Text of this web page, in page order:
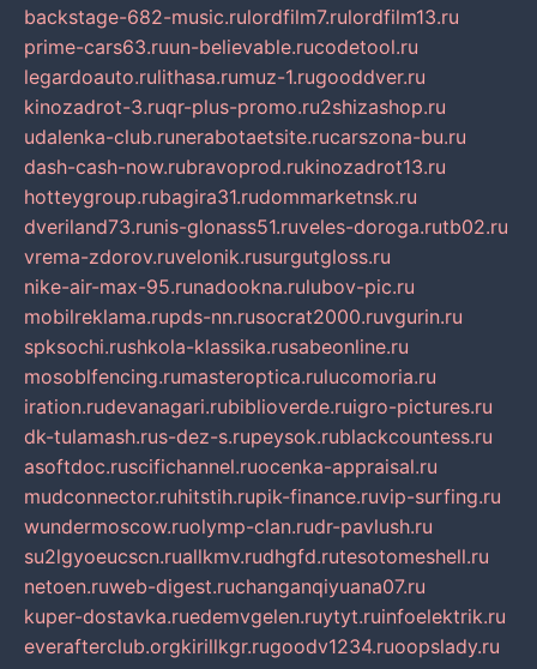
backstage-682-music.rulordfilm7.rulordfilm13.ru
prime-cars63.ruun-believable.rucodetool.ru
legardoauto.rulithasa.rumuz-1.rugooddver.ru
kinozadrot-3.ruqr-plus-promo.ru2shizashop.ru
udalenka-club.runerabotaetsite.rucarszona-bu.ru
dash-cash-now.rubravoprod.rukinozadrot13.ru
hotteygroup.rubagira31.rudommarketnsk.ru
dveriland73.runis-glonass51.ruveles-doroga.rutb02.ru
vrema-zdorov.ruvelonik.rusurgutgloss.ru
nike-air-max-95.runadookna.rulubov-pic.ru
mobilreklama.rupds-nn.rusocrat2000.ruvgurin.ru
spksochi.rushkola-klassika.rusabeonline.ru
mosoblfencing.rumasteroptica.rulucomoria.ru
iration.rudevanagari.rubiblioverde.ruigro-pictures.ru
dk-tulamash.rus-dez-s.rupeysok.rublackcountess.ru
asoftdoc.ruscifichannel.ruocenka-appraisal.ru
mudconnector.ruhitstih.rupik-finance.ruvip-surfing.ru
wundermoscow.ruolymp-clan.rudr-pavlush.ru
su2lgyoeucscn.ruallkmv.rudhgfd.rutesotomeshell.ru
netoen.ruweb-digest.ruchanganqiyuana07.ru
kuper-dostavka.ruedemvgelen.ruytyt.ruinfoelektrik.ru
everafterclub.orgkirillkgr.rugoodv1234.ruoopslady.ru